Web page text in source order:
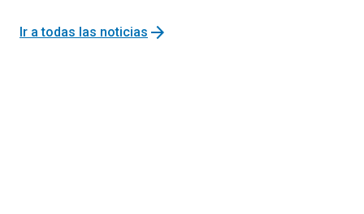
Ir a todas las noticias arrow_forward